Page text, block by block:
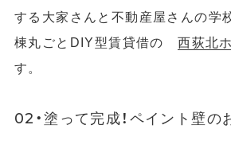
する大家さんと不動産屋さんの学
棟丸ごとDIY型賃貸借の西荻北
す。
02・塗って完成！ペイント壁の